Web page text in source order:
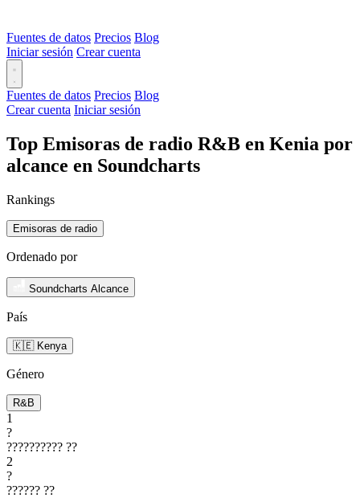
Fuentes de datos Precios Blog
Iniciar sesión Crear cuenta
Fuentes de datos Precios Blog
Crear cuenta Iniciar sesión
Top Emisoras de radio R&B en Kenia por
alcance en Soundcharts
Rankings
Emisoras de radio
Ordenado por
Soundcharts Alcance
País
🇰🇪 Kenya
Género
R&B
1
?
?????????? ??
2
?
?????? ??